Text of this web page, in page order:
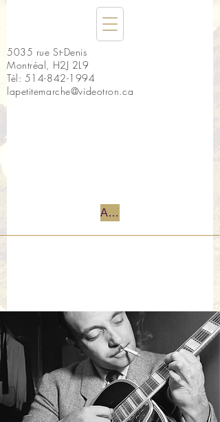
5035 rue St-Denis
Montréal, H2J 2L9
Tél: 514-842-1994
lapetitemarche@videotron.ca
Accueil